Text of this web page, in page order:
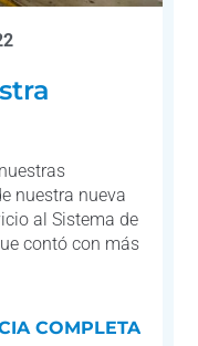
nuestra nueva
al Sistema de
contó con más
COMPLETA